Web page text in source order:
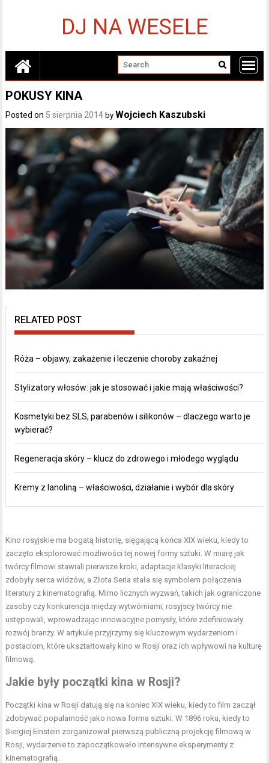
DJ NA WESELE
POKUSY KINA
Posted on 5 sierpnia 2014 by Wojciech Kaszubski
RELATED POST
Róża – objawy, zakażenie i leczenie choroby zakaźnej
Stylizatory włosów: jak je stosować i jakie mają właściwości?
Kosmetyki bez SLS, parabenów i silikonów – dlaczego warto je
wybierać?
Regeneracja skóry – klucz do zdrowego i młodego wyglądu
Kremy z lanoliną – właściwości, działanie i wybór dla skóry
Kino rosyjskie ma bogatą historię, sięgającą końca XIX wieku, kiedy to
zaczęto eksplorować możliwości tej nowej formy sztuki. W miarę jak
twórcy filmowi stawiali pierwsze kroki, adaptacje klasyki literackiej
zdobyły serca widzów, a Złota Seria stała się symbolem połączenia
literatury z kinematografią. Mimo licznych wyzwań, takich jak ograniczone
zasoby czy konkurencja między wytwórniami, rosyjscy twórcy nie
ustępowali, wprowadzając innowacyjne pomysły, które zdefiniowały
rozwój branży. W artykule przyjrzymy się kluczowym wydarzeniom i
postaciom, które ukształtowały kino w Rosji oraz ich wpływowi na kulturę
filmową.
Jakie były początki kina w Rosji?
Początki kina w Rosji datują się na koniec XIX wieku, kiedy to film zaczął
zdobywać popularność jako nowa forma sztuki. W 1896 roku, kiedy to
Siergiej Einstein zorganizował pierwszą publiczną projekcję filmową w
Rosji, wydarzenie to zapoczątkowało intensywne eksperymenty z
kinematografią.